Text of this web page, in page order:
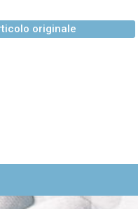
originale